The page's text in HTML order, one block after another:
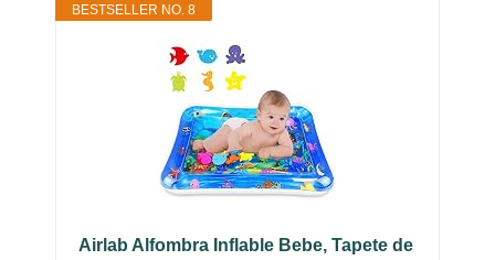
BESTSELLER NO. 8
Airlab Alfombra Inflable Bebe, Tapete de